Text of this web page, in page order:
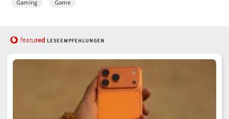
Gaming Game
featured LESEEMPFEHLUNGEN